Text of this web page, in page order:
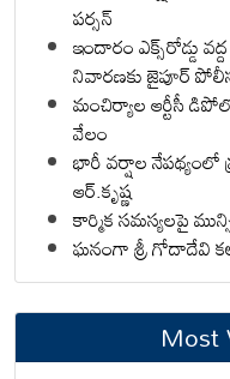
పర్సన్
ఇందారం ఎక్స్‌రోడ్డు
నివారణకు జైపూర్
మంచిర్యాల ఆర్టీసీ
వేలం
భారీ వర్షాల నేపథ్యంలో
ఆర్.కృష్ణ
కార్మిక సమస్యలపై
ఘనంగా శ్రీ గోదాదేవి
Most